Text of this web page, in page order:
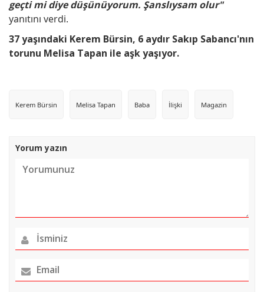
geçti mi diye düşünüyorum. Şanslıysam olur"
yanıtını verdi.
37 yaşındaki Kerem Bürsin, 6 aydır Sakıp Sabancı'nın
torunu Melisa Tapan ile aşk yaşıyor.
Kerem Bürsin Melisa Tapan Baba İlişki Magazin
Yorum yazın